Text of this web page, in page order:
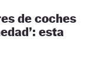
de coches
esta